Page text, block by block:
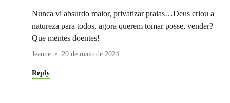
Nunca vi absurdo maior, privatizar praias…Deus criou a
natureza para todos, agora querem tomar posse, vender?
Que mentes doentes!
Jeanne 29 de maio de 2024
Reply